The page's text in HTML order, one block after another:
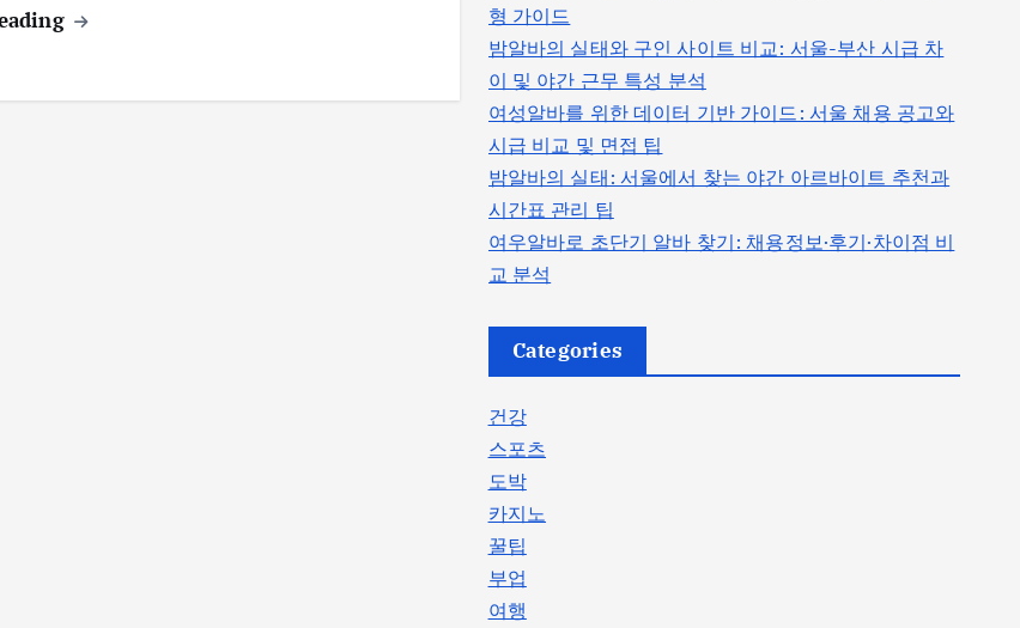
형 가이드
밤알바의 실태와 구인 사이트 비교: 서울-부산 시급 차
이 및 야간 근무 특성 분석
여성알바를 위한 데이터 기반 가이드: 서울 채용 공고와
시급 비교 및 면접 팁
밤알바의 실태: 서울에서 찾는 야간 아르바이트 추천과
시간표 관리 팁
여우알바로 초단기 알바 찾기: 채용정보·후기·차이점 비
교 분석
Categories
건강
스포츠
도박
카지노
꿀팁
부업
여행